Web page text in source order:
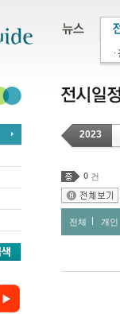
2023
0 건
전체 개인